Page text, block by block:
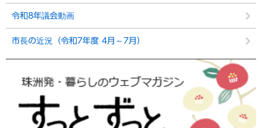
令和8年議会動画
市長の近況（令和7年度 4月～7月）